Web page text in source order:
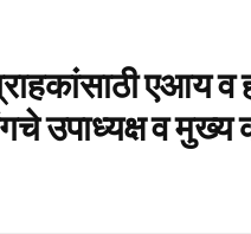
एआय व
उपाध्‍यक्ष व मुख्‍य